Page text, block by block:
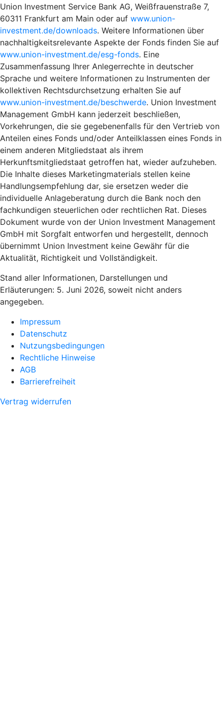
Union Investment Service Bank AG, Weißfrauenstraße 7,
60311 Frankfurt am Main oder auf www.union-
investment.de/downloads. Weitere Informationen über
nachhaltigkeitsrelevante Aspekte der Fonds finden Sie auf
www.union-investment.de/esg-fonds. Eine
Zusammenfassung Ihrer Anlegerrechte in deutscher
Sprache und weitere Informationen zu Instrumenten der
kollektiven Rechtsdurchsetzung erhalten Sie auf
www.union-investment.de/beschwerde. Union Investment
Management GmbH kann jederzeit beschließen,
Vorkehrungen, die sie gegebenenfalls für den Vertrieb von
Anteilen eines Fonds und/oder Anteilklassen eines Fonds in
einem anderen Mitgliedstaat als ihrem
Herkunftsmitgliedstaat getroffen hat, wieder aufzuheben.
Die Inhalte dieses Marketingmaterials stellen keine
Handlungsempfehlung dar, sie ersetzen weder die
individuelle Anlageberatung durch die Bank noch den
fachkundigen steuerlichen oder rechtlichen Rat. Dieses
Dokument wurde von der Union Investment Management
GmbH mit Sorgfalt entworfen und hergestellt, dennoch
übernimmt Union Investment keine Gewähr für die
Aktualität, Richtigkeit und Vollständigkeit.
Stand aller Informationen, Darstellungen und
Erläuterungen: 5. Juni 2026, soweit nicht anders
angegeben.
Impressum
Datenschutz
Nutzungsbedingungen
Rechtliche Hinweise
AGB
Barrierefreiheit
Vertrag widerrufen